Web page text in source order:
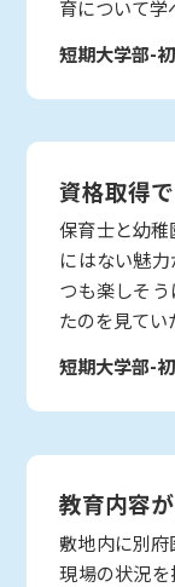
育について学
短期大学部-
資格取得
保育士と幼
にはない魅
つも楽しそ
たのを見てい
短期大学部-
教育内容
敷地内に別
現場の状況